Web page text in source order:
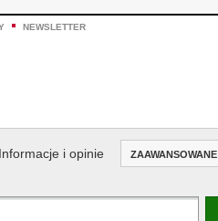
NEWSLETTER
Informacje i opinie ZAAWANSOWANE